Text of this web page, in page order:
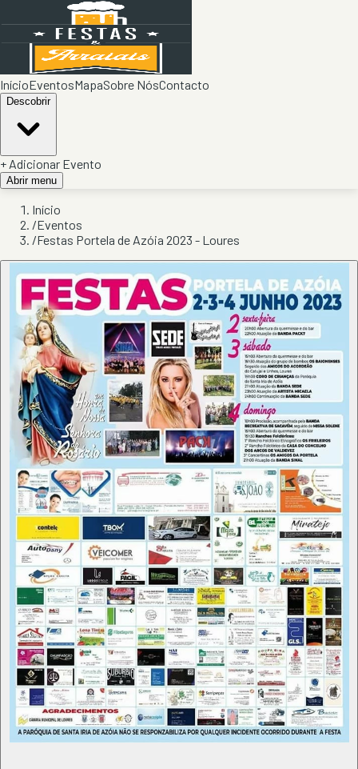
InícioEventosMapaSobre NósContacto
Descobrir
+ Adicionar Evento
Abrir menu
Início
/Eventos
/Festas Portela de Azóia 2023 - Loures